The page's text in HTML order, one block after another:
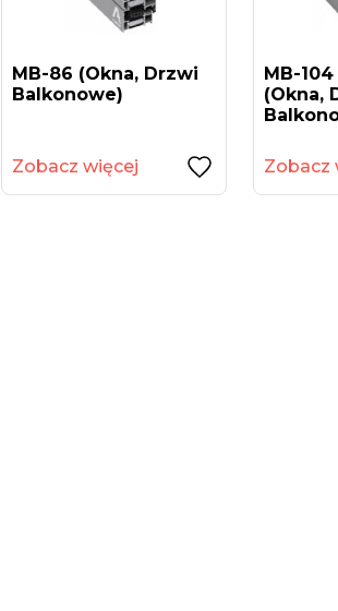
MB-86 (okna, Drzwi
Balkonowe)
Zobacz więcej
MB-
(okna,
Zobacz